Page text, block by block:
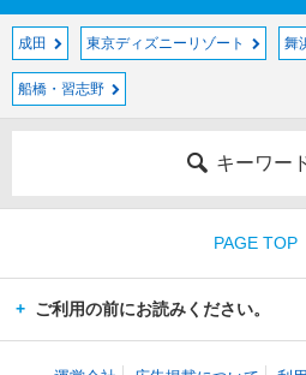
成田 東京ディズニーリゾート 舞
船橋・習志野
キーワー
PAGE TOP
ご利用の前にお読みください。